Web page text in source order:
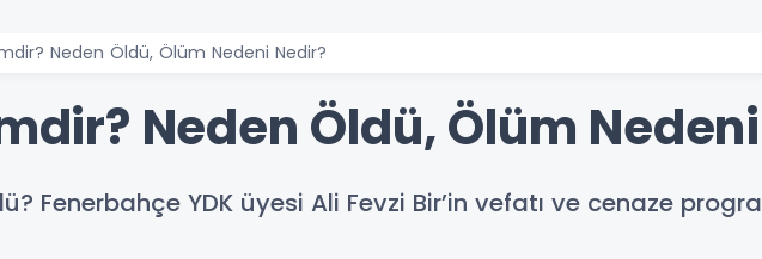
Neden Öldü, Ölüm Nedeni Nedir?
Neden Öldü, Ölüm
Fenerbahçe YDK üyesi Ali Fevzi Bir’in vefatı ve cenaze